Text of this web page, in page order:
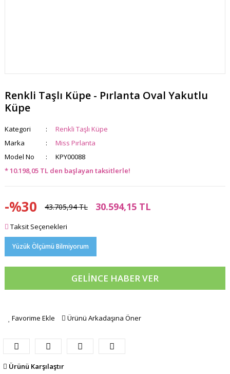
Renkli Taşlı Küpe - Pırlanta Oval Yakutlu
Küpe
Kategori
Renkli Taşlı Küpe
Marka
Miss Pırlanta
Model No
KPY00088
* 10.198,05 TL den başlayan taksitlerle!
-%30 43.705,94 TL 30.594,15 TL
Taksit Seçenekleri
Yüzük Ölçümü Bilmiyorum
GELİNCE HABER VER
Favorime Ekle Ürünü Arkadaşına Öner
Ürünü Karşılaştır